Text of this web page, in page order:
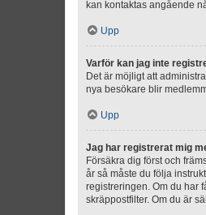
kan kontaktas angående
Upp
Varför kan jag inte
Det är möjligt att
nya besökare blir
Upp
Jag har registrerat mig
Försäkra dig först och
år så måste du följa
registreringen. Om du har
skräppostfilter. Om du är